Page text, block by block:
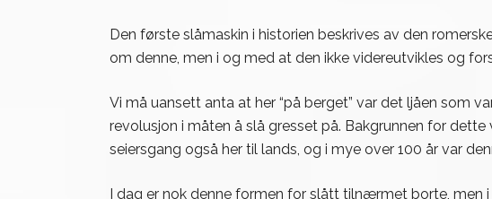
Den første slåmaskin i historien beskrives av den
om denne, men i og med at den ikke videreutvikles og
Vi må uansett anta at her “på berget” var det ljåen som
revolusjon i måten å slå gresset på. Bakgrunnen for
seiersgang også her til lands, og i mye over 100 år var
I dag er nok denne formen for slått tilnærmet borte,